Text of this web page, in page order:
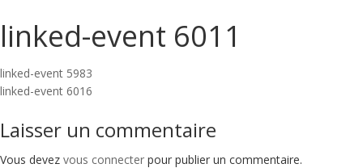
linked-event 6011
Navigation
l’article
linked-event 5983
linked-event 6016
Laisser un commentaire
Vous devez vous connecter pour publier un commentaire.